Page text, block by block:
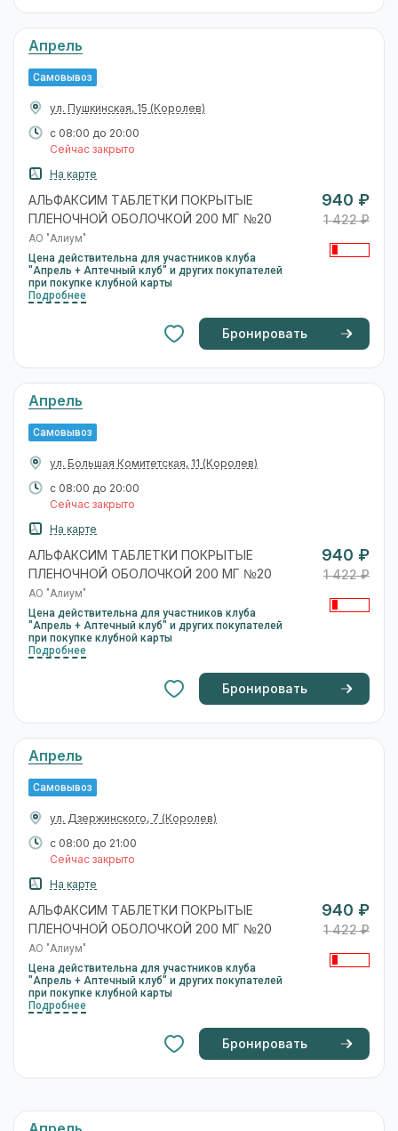
Апрель
Самовывоз
ул. Пушкинская, 15 (Королев)
с 08:00 до 20:00
Сейчас закрыто
На карте
АЛЬФАКСИМ ТАБЛЕТКИ ПОКРЫТЫЕ
ПЛЕНОЧНОЙ ОБОЛОЧКОЙ 200 МГ №20
АО "Алиум"
Цена действительна для участников клуба
"Апрель + Аптечный клуб" и других покупателей
при покупке клубной карты
Подробнее
940 ₽
1 422 ₽
Бронировать
Апрель
Самовывоз
ул. Большая Комитетская, 11 (Королев)
с 08:00 до 20:00
Сейчас закрыто
На карте
АЛЬФАКСИМ ТАБЛЕТКИ ПОКРЫТЫЕ
ПЛЕНОЧНОЙ ОБОЛОЧКОЙ 200 МГ №20
АО "Алиум"
Цена действительна для участников клуба
"Апрель + Аптечный клуб" и других покупателей
при покупке клубной карты
Подробнее
940 ₽
1 422 ₽
Бронировать
Апрель
Самовывоз
ул. Дзержинского, 7 (Королев)
с 08:00 до 21:00
Сейчас закрыто
На карте
АЛЬФАКСИМ ТАБЛЕТКИ ПОКРЫТЫЕ
ПЛЕНОЧНОЙ ОБОЛОЧКОЙ 200 МГ №20
АО "Алиум"
Цена действительна для участников клуба
"Апрель + Аптечный клуб" и других покупателей
при покупке клубной карты
Подробнее
940 ₽
1 422 ₽
Бронировать